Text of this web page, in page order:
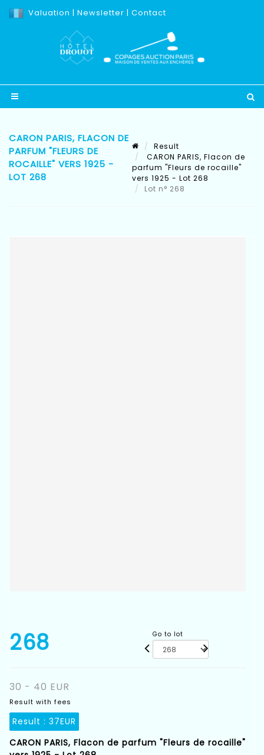
Valuation | Newsletter | Contact
CARON PARIS, FLACON DE
PARFUM "FLEURS DE
ROCAILLE" VERS 1925 -
LOT 268
Result
CARON PARIS, Flacon de
parfum "Fleurs de rocaille"
vers 1925 - Lot 268
Lot n° 268
268 Go to lot
30 - 40 EUR
Result with fees
Result : 37EUR
CARON PARIS, Flacon de parfum "Fleurs de rocaille"